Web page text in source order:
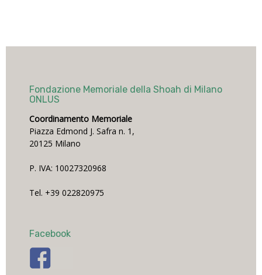
Fondazione Memoriale della Shoah di Milano
ONLUS
Coordinamento Memoriale
Piazza Edmond J. Safra n. 1,
20125 Milano
P. IVA: 10027320968
Tel. +39 022820975
Facebook